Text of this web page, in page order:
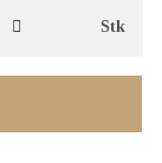
Stk